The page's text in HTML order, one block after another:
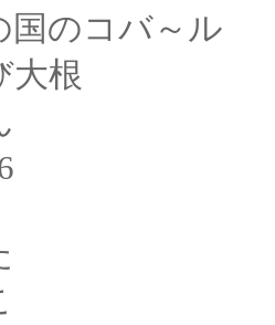
国のコバ～ル
大根